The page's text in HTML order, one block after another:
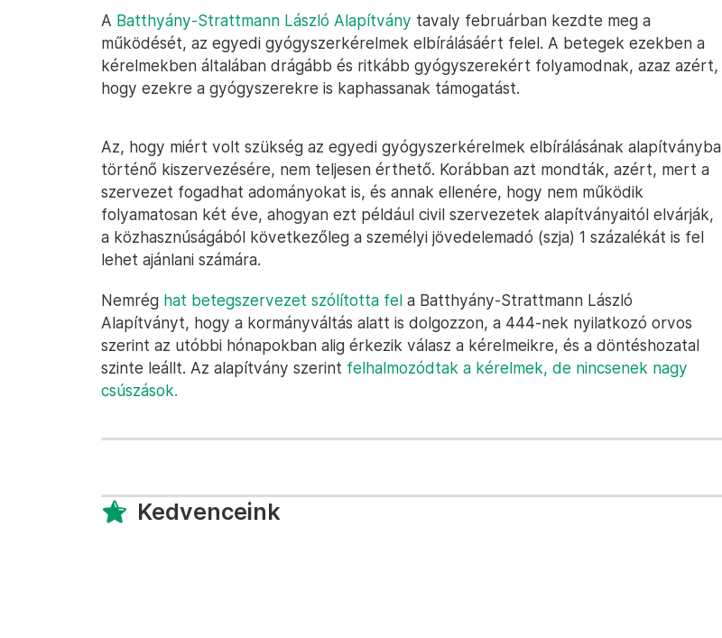
A Batthyány-Strattmann László Alapítvány tavaly februárban kezdte meg a
működését, az egyedi gyógyszerkérelmek elbírálásáért felel. A betegek ezekben a
kérelmekben általában drágább és ritkább gyógyszerekért folyamodnak, azaz azért,
hogy ezekre a gyógyszerekre is kaphassanak támogatást.
Az, hogy miért volt szükség az egyedi gyógyszerkérelmek elbírálásának alapítványba
történő kiszervezésére, nem teljesen érthető. Korábban azt mondták, azért, mert a
szervezet fogadhat adományokat is, és annak ellenére, hogy nem működik
folyamatosan két éve, ahogyan ezt például civil szervezetek alapítványaitól elvárják,
a közhasznúságából következőleg a személyi jövedelemadó (szja) 1 százalékát is fel
lehet ajánlani számára.
Nemrég hat betegszervezet szólította fel a Batthyány-Strattmann László
Alapítványt, hogy a kormányváltás alatt is dolgozzon, a 444-nek nyilatkozó orvos
szerint az utóbbi hónapokban alig érkezik válasz a kérelmeikre, és a döntéshozatal
szinte leállt. Az alapítvány szerint felhalmozódtak a kérelmek, de nincsenek nagy
csúszások.
Kedvenceink